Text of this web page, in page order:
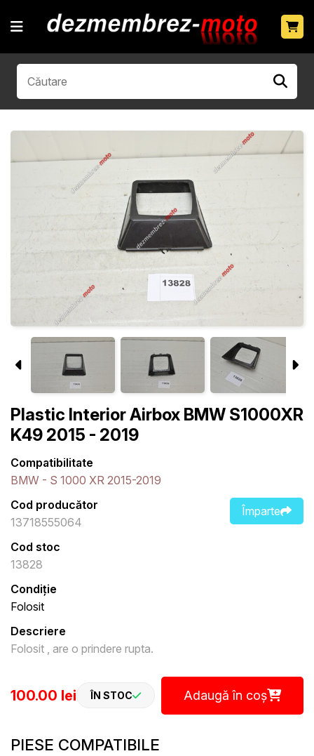
Plastic Interior Airbox BMW S1000XR
K49 2015 - 2019
Compatibilitate
BMW - S 1000 XR 2015-2019
Împarte
Cod producător
13718555064
Cod stoc
13828
Condiție
Folosit
Descriere
Folosit , are o prindere rupta.
100.00 lei ÎN STOC Adaugă în coș
PIESE COMPATIBILE